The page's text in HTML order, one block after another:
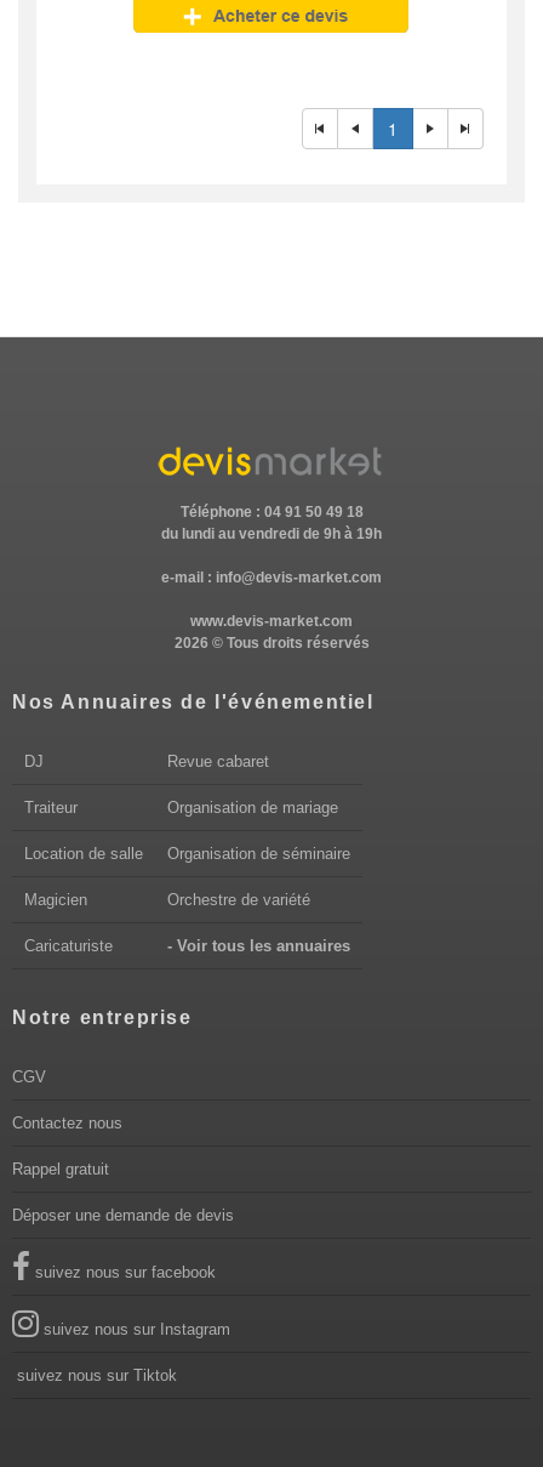
1
Téléphone : 04 91 50 49 18
du lundi au vendredi de 9h à 19h
e-mail : info@devis-market.com
www.devis-market.com
2026 © Tous droits réservés
Nos Annuaires de l'événementiel
DJ Revue cabaret
Traiteur Organisation de mariage
Location de salle Organisation de séminaire
Magicien Orchestre de variété
Caricaturiste - Voir tous les annuaires
Notre entreprise
CGV
Contactez nous
Rappel gratuit
Déposer une demande de devis
suivez nous sur facebook
suivez nous sur Instagram
suivez nous sur Tiktok